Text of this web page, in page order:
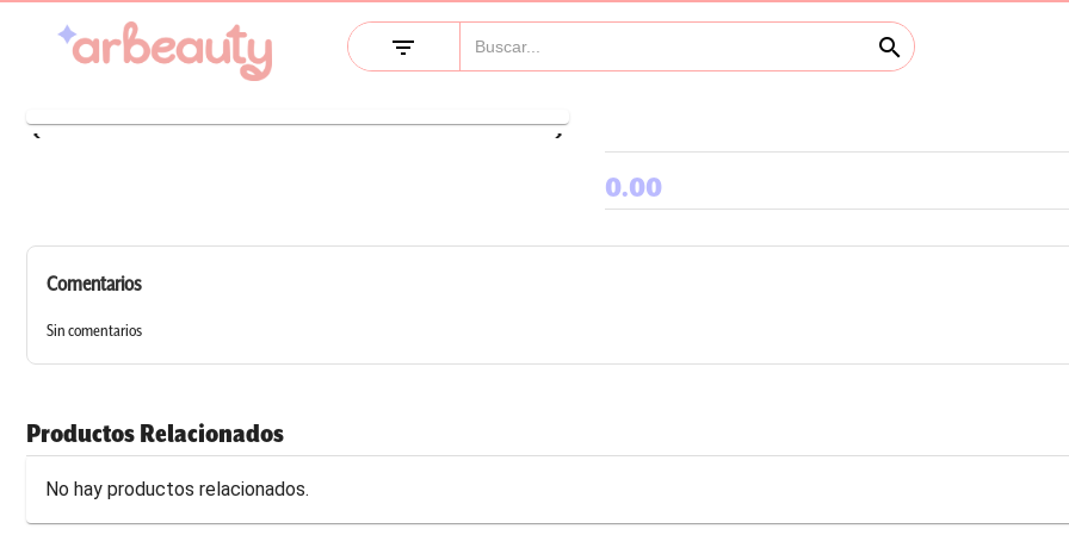
filter_list search
keyboard_arrow_left keyboard_arrow_right
0.00
Comentarios
Sin comentarios
Productos Relacionados
No hay productos relacionados.